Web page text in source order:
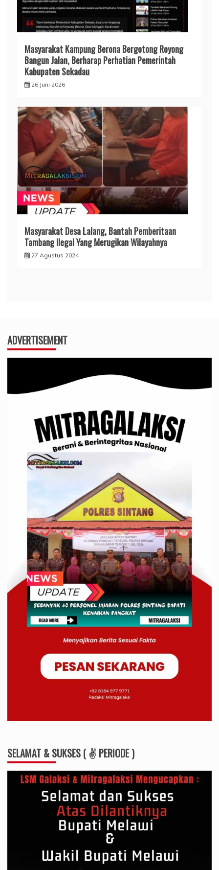
Masyarakat Kampung Berona Bergotong Royong
Bangun Jalan, Berharap Perhatian Pemerintah
Kabupaten Sekadau
26 Juni 2026
Masyarakat Desa Lalang, Bantah Pemberitaan
Tambang Ilegal Yang Merugikan Wilayahnya
27 Agustus 2024
ADVERTISEMENT
SELAMAT & SUKSES ( ✌ PERIODE )